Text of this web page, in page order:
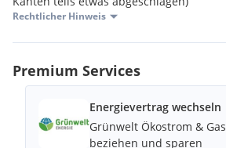
Rechtlicher Hinweis
Premium Services
Energievertrag wechseln
Grünwelt Ökostrom & Gas
beziehen und sparen